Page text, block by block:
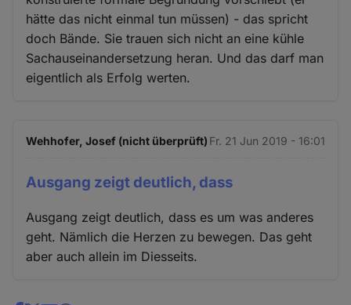
hätte das nicht einmal tun müssen) - das spricht
doch Bände. Sie trauen sich nicht an eine kühle
Sachauseinandersetzung heran. Und das darf man
eigentlich als Erfolg werten.
Wehhofer, Josef (nicht überprüft) Fr. 21 Jun 2019 - 16:01
Ausgang zeigt deutlich, dass
Ausgang zeigt deutlich, dass es um was anderes
geht. Nämlich die Herzen zu bewegen. Das geht
aber auch allein im Diesseits.